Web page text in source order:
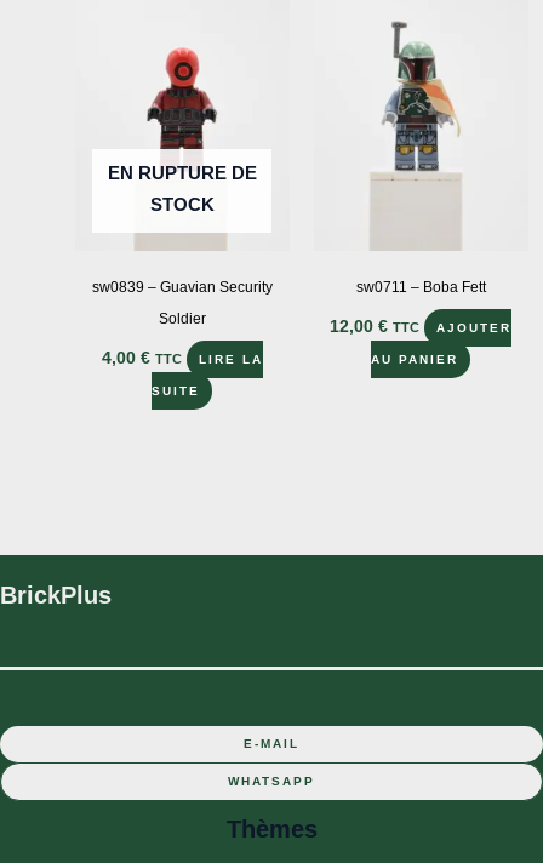
EN RUPTURE DE
STOCK
sw0839 – Guavian Security
Soldier
4,00 € TTC LIRE LA
SUITE
sw0711 – Boba Fett
12,00€ TTC AJOUTER
AU PANIER
BrickPlus
E-MAIL
WHATSAPP
Thèmes